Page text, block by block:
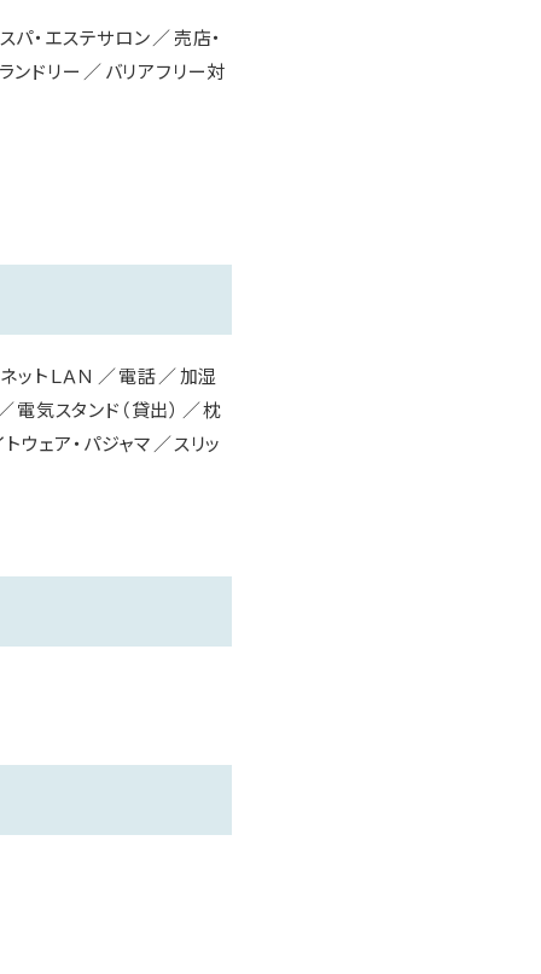
スパ・エステサロン
売店・
ンドリー
バリアフリー対
ットＬＡＮ 電話
加湿
電気スタンド（貸出）
枕
ウェア・パジャマ
スリッ